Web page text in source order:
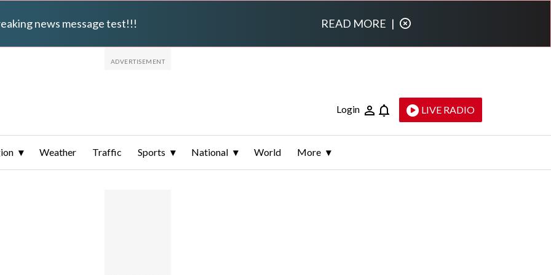
news message test!!! READ MORE |
Login LIVE RADIO
Weather Traffic Sports National World More